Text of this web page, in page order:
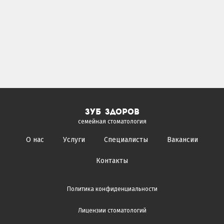
зуб здоров
семейная стоматология
О нас Услуги Специалисты Вакансии
Контакты
Политика конфиденциальности
Лицензии стоматологий